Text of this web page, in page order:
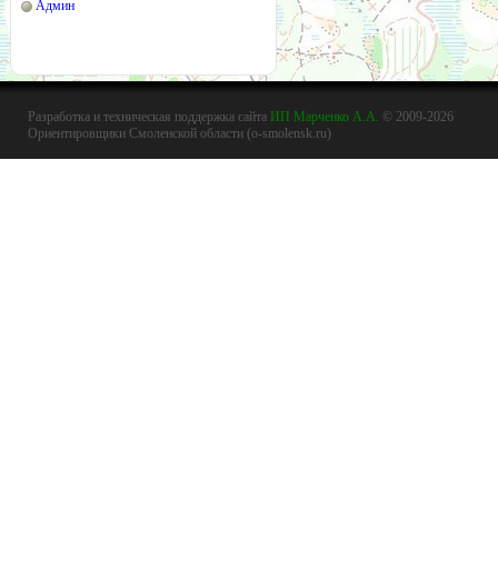
Админ
Разработка и техническая поддержка сайта ИП Марченко А.А. © 2009-2026
Ориентировщики Смоленской области (o-smolensk.ru)